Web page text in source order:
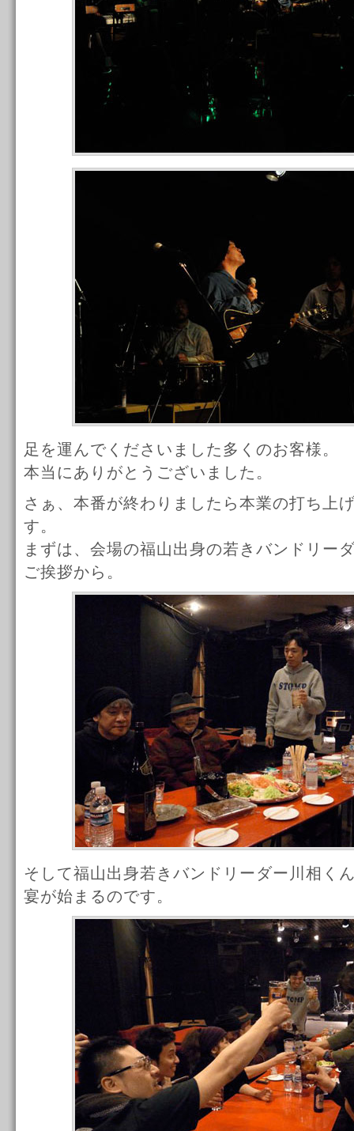
足を運んでくださいました多くのお客様。
本当にありがとうございました。
さぁ、本番が終わりましたら本業の打ち上
す。
まずは、会場の福山出身の若きバンドリー
ご挨拶から。
そして福山出身若きバンドリーダー川相く
宴が始まるのです。